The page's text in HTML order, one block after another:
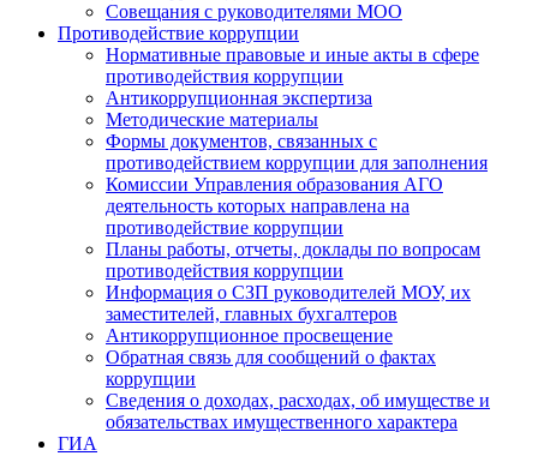
Совещания с руководителями МОО
Противодействие коррупции
Нормативные правовые и иные акты в сфере
противодействия коррупции
Антикоррупционная экспертиза
Методические материалы
Формы документов, связанных с
противодействием коррупции для заполнения
Комиссии Управления образования АГО
деятельность которых направлена на
противодействие коррупции
Планы работы, отчеты, доклады по вопросам
противодействия коррупции
Информация о СЗП руководителей МОУ, их
заместителей, главных бухгалтеров
Антикоррупционное просвещение
Обратная связь для сообщений о фактах
коррупции
Сведения о доходах, расходах, об имуществе и
обязательствах имущественного характера
ГИА